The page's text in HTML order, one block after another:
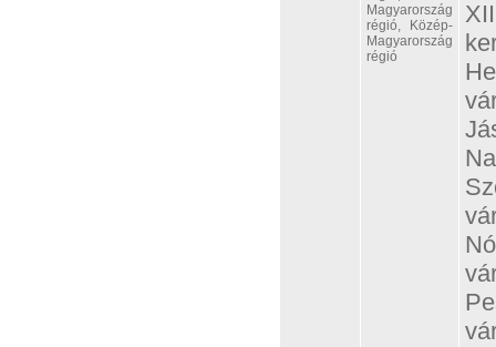
Magyarország
régió, Közép-
Magyarország
régió